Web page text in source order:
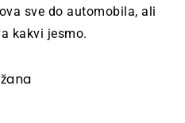
sve do automobila, ali
kakvi jesmo.